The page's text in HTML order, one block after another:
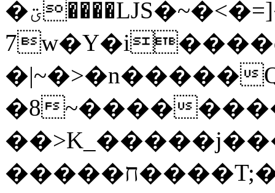
�ؾ����ǇS�~�<�=]����^vz��{{��t�%
�|~�>�n�����
�8~����
�����ח����T;�uU�w��oovW�N�\�v�̓��N��6xz��z^��s�;